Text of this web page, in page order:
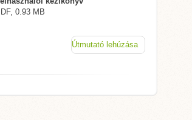
0.93 MB
Útmutató lehúzása